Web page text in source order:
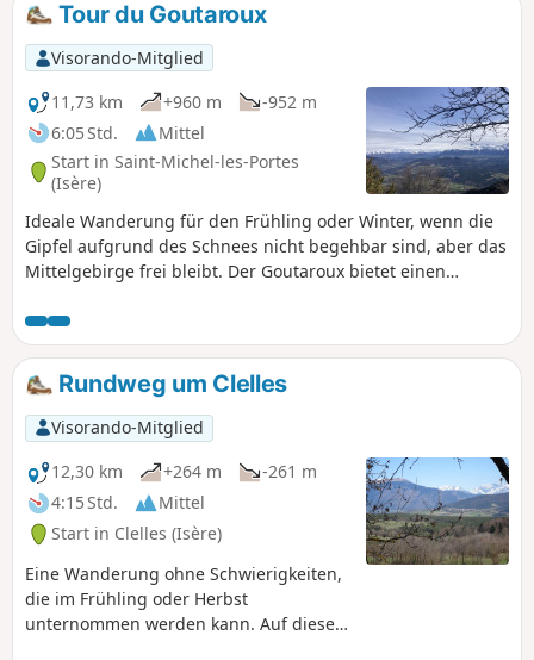
Tour du Goutaroux
Visorando-Mitglied
11,73 km
+960 m
-952 m
6:05 Std.
Mittel
Start in Saint-Michel-les-Portes
(Isère)
Ideale Wanderung für den Frühling oder Winter, wenn die
Gipfel aufgrund des Schnees nicht begehbar sind, aber das
Mittelgebirge frei bleibt. Der Goutaroux bietet einen
Mont Aguille und den Vercors, den Trièves, die Alpen bis
nach Grenoble und die Chartreuse. Diese Rundwanderung
ist eine Alternative zur Hin- und Rückwanderung von
Trézanne aus.
Rundweg um Clelles
Visorando-Mitglied
12,30 km
+264 m
-261 m
4:15 Std.
Mittel
Start in Clelles (Isère)
Eine Wanderung ohne Schwierigkeiten,
die im Frühling oder Herbst
unternommen werden kann. Auf dieser